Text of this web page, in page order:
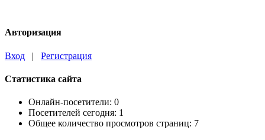
Авторизация
Вход | Регистрация
Статистика сайта
Онлайн-посетители: 0
Посетителей сегодня: 1
Общее количество просмотров страниц: 7